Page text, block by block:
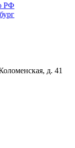
РФ
д. 41